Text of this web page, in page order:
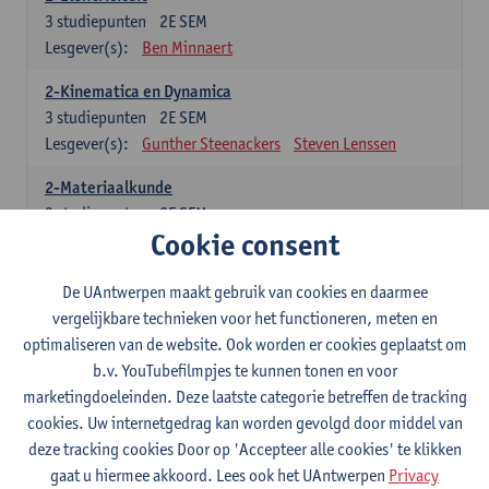
2E SEM
3 studiepunten
Lesgever(s):
Ben Minnaert
2-Kinematica en Dynamica
2E SEM
3 studiepunten
Lesgever(s):
Gunther Steenackers Steven Lenssen
2-Materiaalkunde
2E SEM
3studiepunten
Linda Beenaerts
2-Wiskunde
2E SEM
studiepunten
Lesgever(s):
Rudi Penne Jeffrey Cornelis
Kris Annaert
Stijn Dierckx
Annelies Fabri
Senne Ignoul
Specifiek deel
15 studiepunten
Cookie consent
De UAntwerpen maakt gebruik van cookies en daarmee
vergelijkbare technieken voor het functioneren, meten en
optimaliseren van de website. Ook worden er cookies geplaatst om
b.v. YouTubefilmpjes te kunnen tonen en voor
marketingdoeleinden. Deze laatste categorie betreffen de tracking
cookies. Uw internetgedrag kan worden gevolgd door middel van
deze tracking cookies Door op 'Accepteer alle cookies' te klikken
gaat u hiermee akkoord. Lees ook het UAntwerpen Privacy